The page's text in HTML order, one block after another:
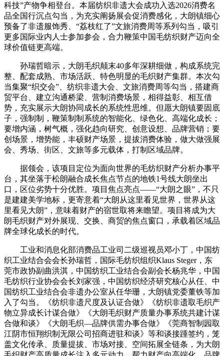
科技”产物争相登台。本届纺织非遗大会成功入选2026消费名
品全国行沉点勾当，为充实阐扬展会促消费感化，大朗镇细心
预备了非遗服饰秀、“荔枝红了”文旅消费周等系列勾当，吸引
更多国际业内人士参加参会，合力鞭策中国毛纺织财产迈向全
球价值链更高端。
孙瑞哲暗示，大朗毛织颠末40多年深耕细做，构成系统完
整、配套成熟、市场活跃、特色明显的毛织财产集群。本次勾
当集聚“织交会”、纺织非遗大会、文旅消费周等勾当，搭建商
贸平台、建立沟通桥梁、营制消费场景，相得益彰、相互借
势，充实展示大朗协同成长的系统性思维。但愿大朗镇要固底
子，强制制，鞭策制制系统的智能化、绿色化、高端化成长；
要增内涵，树气概，强化趋向研究、创意设想、品牌营销；要
创场景，增势能，丰硕财产场景，提拔消费体验，做大做强展
会、秀场、街区、文旅等多元载体，打制区域品牌。
据领会，该项目定位为面向世界的毛纺织财产分析办事平
台，其坐落于松朗融合成长焦点节点的地铁1号线大朗坐出
口，区位劣势十分优胜。项目焦点亮点——“大朗之眼”，不只
是建建美学地标，更寄意着“大朗从这里看见世界，世界从这
里看见大朗”，意味着财产的宿世取将来瞻望。项目将成为大
朗毛织财产对外展现、交换、商贸的焦点窗口，承载着区域品
牌全球化成长的时代。
工业和消息化部消费品工业司二级巡视员邓小丁，中国纺
织工业结合会会长孙瑞哲，国际毛纺织组织Klaus Steger，东
莞市政协副曲洪淇，中国纺织工业结合会副会长杨兆华，中国
毛纺织行业协会会长刘家强，中国纺织经济研究核心从任、中
国纺织工业结合会非遗办公室从任华珊，大朗镇党委董铁等加
入了勾当。《纺织非遗尺度及认证合做》《纺织非遗取毛织产
物立异成长计谋合做》《大朗毛织财产质量办事系统共建计谋
合做和谈》《大朗毛织—品牌供需办事合做》《莞商智制园取
江阴市恒翔织制无限公司招商进驻和谈》等和谈接踵签约，笼
盖文化传承、质量提拔、市场对接、空间拓展全链条，为大朗